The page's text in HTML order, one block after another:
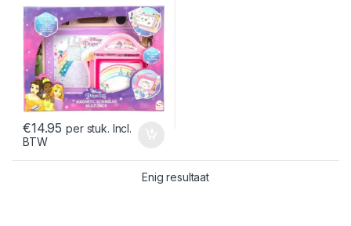
€14.95 per stuk. Incl.
BTW
Enig resultaat